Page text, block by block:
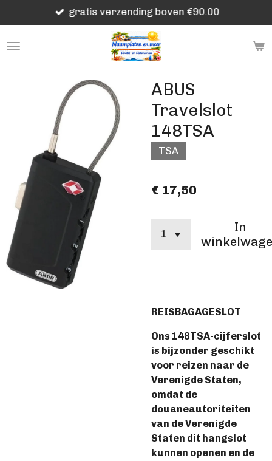
direct
naar
gratis verzending boven €90.00
ABUS
Travelslot
148TSA
TSA
€ 17,50
In
REISBAGAGESLOT
Ons 148TSA-cijferslot
is bijzonder geschikt
voor reizen naar de
Verenigde Staten,
omdat de
douaneautoriteiten
van de Verenigde
Staten dit hangslot
kunnen openen en de